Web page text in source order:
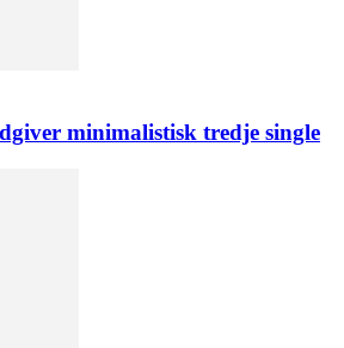
minimalistisk tredje single